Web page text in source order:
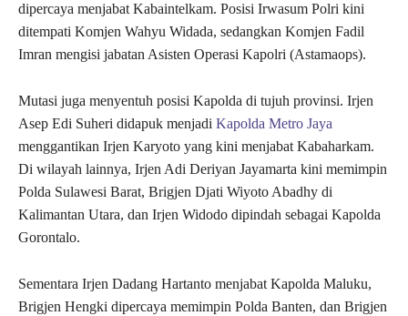
dipercaya menjabat Kabaintelkam. Posisi Irwasum Polri kini
ditempati Komjen Wahyu Widada, sedangkan Komjen Fadil
Imran mengisi jabatan Asisten Operasi Kapolri (Astamaops).
Mutasi juga menyentuh posisi Kapolda di tujuh provinsi. Irjen
Asep Edi Suheri didapuk menjadi Kapolda Metro Jaya
menggantikan Irjen Karyoto yang kini menjabat Kabaharkam.
Di wilayah lainnya, Irjen Adi Deriyan Jayamarta kini memimpin
Polda Sulawesi Barat, Brigjen Djati Wiyoto Abadhy di
Kalimantan Utara, dan Irjen Widodo dipindah sebagai Kapolda
Gorontalo.
Sementara Irjen Dadang Hartanto menjabat Kapolda Maluku,
Brigjen Hengki dipercaya memimpin Polda Banten, dan Brigjen